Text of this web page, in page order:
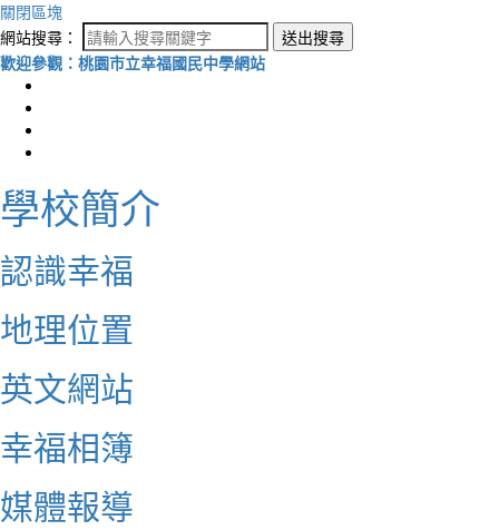
關閉區塊
網站搜尋：
送出搜尋
歡迎參觀：桃園市立幸福國民中學網站
學校簡介
認識幸福
地理位置
英文網站
幸福相簿
媒體報導